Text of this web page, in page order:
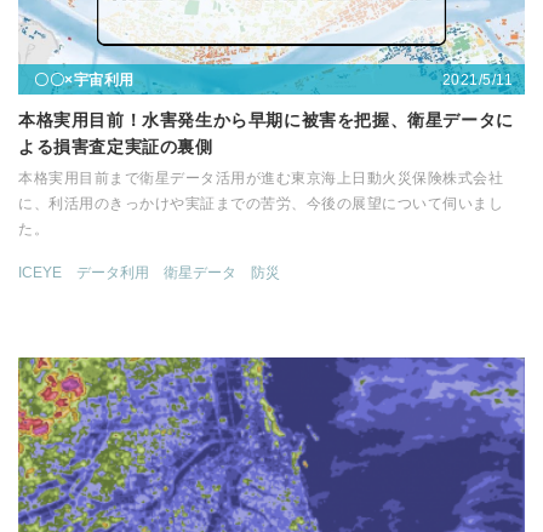
〇〇×宇宙利用 2021/5/11
本格実用目前！水害発生から早期に被害を把握、衛星データに
よる損害査定実証の裏側
本格実用目前まで衛星データ活用が進む東京海上日動火災保険株式会社
に、利活用のきっかけや実証までの苦労、今後の展望について伺いまし
た。
ICEYE データ利用 衛星データ 防災